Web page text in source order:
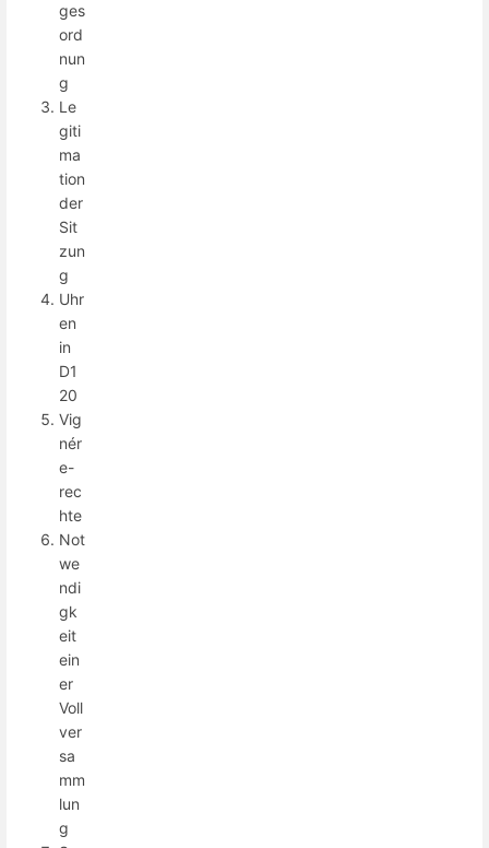
ges
ord
nun
g
Le
giti
ma
tion
der
Sit
zun
g
Uhr
en
in
D1
20
Vig
nér
e-
rec
hte
Not
we
ndi
gk
eit
ein
er
Voll
ver
sa
mm
lun
g